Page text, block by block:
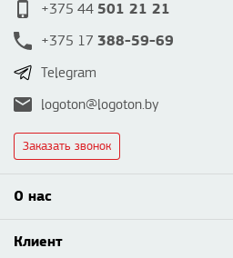
+375 44 501 21 21
+375 17 388-59-69
Telegram
logoton@logoton.by
Заказать звонок
О нас
Клиент